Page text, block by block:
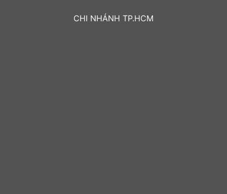
CHI NHÁNH TP.HCM